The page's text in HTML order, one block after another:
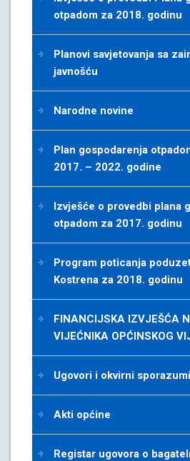
otpadom za 2018. godinu
Planovi savjetovanja sa
javnošću
Narodne novine
Plan gospodarenja
2017. – 2022. godine
Izvješće o provedbi plana
otpadom za 2017. godinu
Program poticanja
Kostrena za 2018. godinu
FINANCIJSKA IZVJEŠĆA
VIJEĆNIKA OPĆINSKOG
Ugovori i okvirni
Akti općine
Registar ugovora o